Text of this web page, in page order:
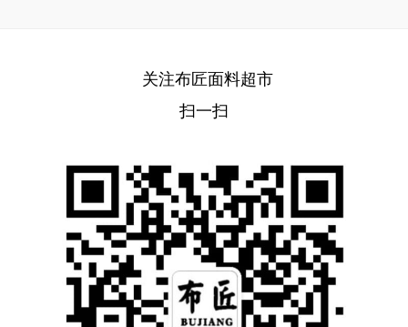
关注布匠面料超市
扫一扫